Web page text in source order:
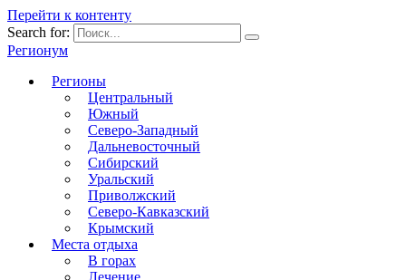
Перейти к контенту
Search for:
Регионум
Регионы
Центральный
Южный
Северо-Западный
Дальневосточный
Сибирский
Уральский
Приволжский
Северо-Кавказский
Крымский
Места отдыха
В горах
Лечение